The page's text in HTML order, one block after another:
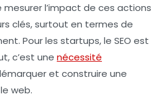
l’impact de ces actions
clés, surtout en termes de
Pour les startups, le SEO est
c’est une nécessité
et construire une
web.